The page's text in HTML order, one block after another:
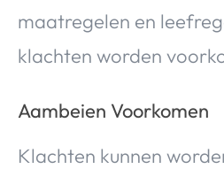
maatregelen en
klachten worden
Aambeien Voorkomen
Klachten kunnen